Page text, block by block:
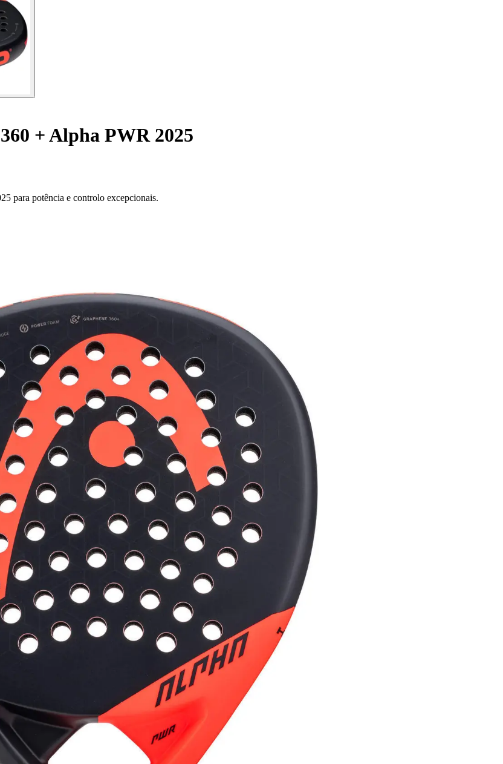
+ Alpha PWR 2025
para potência e controlo excepcionais.